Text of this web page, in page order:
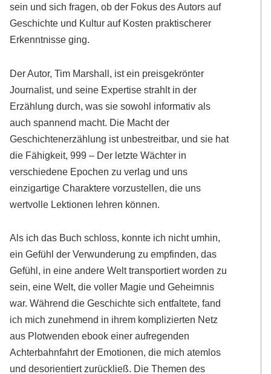
sein und sich fragen, ob der Fokus des Autors auf
Geschichte und Kultur auf Kosten praktischerer
Erkenntnisse ging.
Der Autor, Tim Marshall, ist ein preisgekrönter
Journalist, und seine Expertise strahlt in der
Erzählung durch, was sie sowohl informativ als
auch spannend macht. Die Macht der
Geschichtenerzählung ist unbestreitbar, und sie hat
die Fähigkeit, 999 – Der letzte Wächter in
verschiedene Epochen zu verlag und uns
einzigartige Charaktere vorzustellen, die uns
wertvolle Lektionen lehren können.
Als ich das Buch schloss, konnte ich nicht umhin,
ein Gefühl der Verwunderung zu empfinden, das
Gefühl, in eine andere Welt transportiert worden zu
sein, eine Welt, die voller Magie und Geheimnis
war. Während die Geschichte sich entfaltete, fand
ich mich zunehmend in ihrem komplizierten Netz
aus Plotwenden ebook einer aufregenden
Achterbahnfahrt der Emotionen, die mich atemlos
und desorientiert zurückließ. Die Themen des